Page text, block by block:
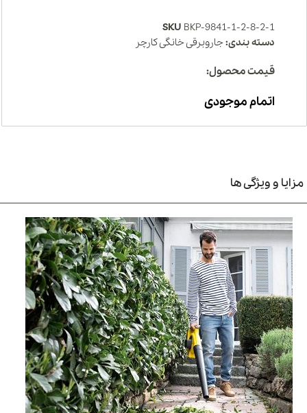
SKU BKP-9841-1-2-8-2-1
دسته بندی:جاروبرقی خانگی کارچر
قیمت محصول:
اتمام موجودی
مزایا و ویژگی ها